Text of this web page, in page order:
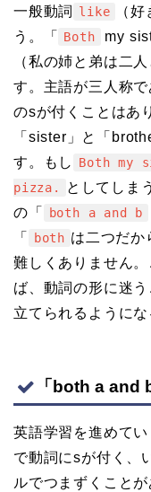
一般動詞
like
（
う。「
Both my
（私の姉と弟は二
す。主語が三人称で
のsが付くことはあ
「sister」と「
す。もし
Both my
pizza.
としてしま
の「
both a and b
「
both は二つだか
難しくありません
ば、動詞の形に迷
立てられるようにな
「both a and
英語学習を進めて
で動詞にsが付く、
ルでつまずくこと